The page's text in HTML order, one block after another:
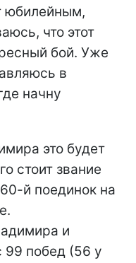
юбилейным,
что этот
бой. Уже
в
начну
это будет
стоит звание
й поединок на
и
99 побед (56 у